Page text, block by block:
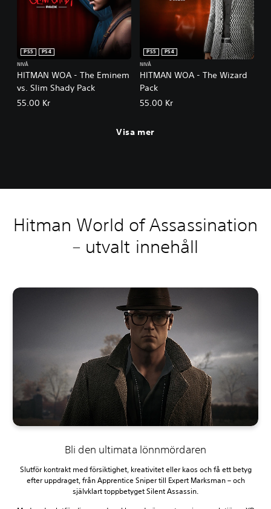
HITMAN WOA - The Eminem
vs. Slim Shady Pack
PS5
PS4
NIVÅ
55.00 Kr
HITMAN WOA - The Wizard
Pack
PS5
PS4
NIVÅ
55.00 Kr
Visa mer
Hitman World of Assassination
– utvalt innehåll
Bli den ultimata lönnmördaren
Slutför kontrakt med försiktighet, kreativitet eller kaos och få ett betyg
efter uppdraget, från Apprentice Sniper till Expert Marksman – och
självklart toppbetyget Silent Assassin.